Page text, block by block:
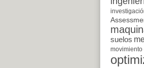
suelos
movimiento